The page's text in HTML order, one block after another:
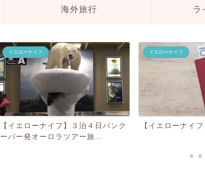
海外旅行 ラ
イエローナイフ
【イエローナイフ】３泊４日バンク
ーバー発オーロラツアー旅...
イエローナイフ
【イエローナイ